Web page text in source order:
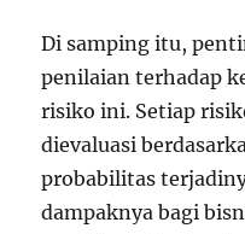
Di samping itu,
penilaian terhadap
risiko ini. Setiap
dievaluasi
probabilitas
dampaknya bagi